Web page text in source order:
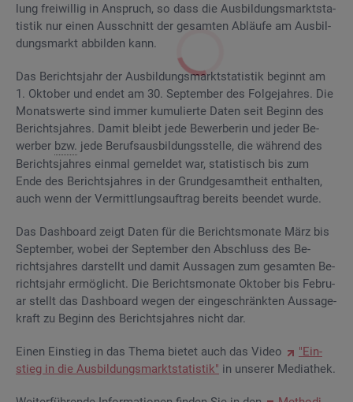
lung frei­wil­lig in An­spruch, so dass die Aus­bil­dungs­markt­sta­
tis­tik nur einen Aus­schnitt der ge­sam­ten Ab­läu­fe am Aus­bil­
dungs­markt ab­bil­den kann.
Das Be­richts­jahr der Aus­bil­dungs­markt­sta­tis­tik be­ginnt am
1. Ok­to­ber und endet am 30. Sep­tem­ber des Fol­ge­jah­res. Die
Mo­nats­wer­te sind immer ku­mu­lier­te Daten seit Be­ginn des
Be­richts­jah­res. Damit bleibt jede Be­wer­be­rin und jeder Be­
wer­ber bzw. jede Be­rufs­aus­bil­dungs­stel­le, die wäh­rend des
Be­richts­jah­res ein­mal ge­mel­det war, sta­tis­tisch bis zum
Ende des Be­richts­jah­res in der Grund­ge­samt­heit ent­hal­ten,
auch wenn der Ver­mitt­lungs­auf­trag be­reits be­en­det wurde.
Das Da­sh­board zeigt Daten für die Be­richts­mo­na­te März bis
Sep­tem­ber, wobei der Sep­tem­ber den Ab­schluss des Be­
richts­jah­res dar­stellt und damit Aus­sa­gen zum ge­sam­ten Be­
richts­jahr er­mög­licht. Die Be­richts­mo­na­te Ok­to­ber bis Fe­bru­
ar stellt das Da­sh­board wegen der ein­ge­schränk­ten Aus­sa­ge­
kraft zu Be­ginn des Be­richts­jah­res nicht dar.
Einen Ein­stieg in das Thema bie­tet auch das Video
"Ein­
stieg in die Aus­bil­dungs­markt­sta­tis­tik" in un­se­rer Me­dia­thek.